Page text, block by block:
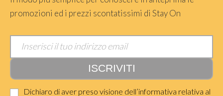
promozioni ed i prezzi scontatissimi di Stay On
Dichiaro di aver preso visione dell’informativa relativa al